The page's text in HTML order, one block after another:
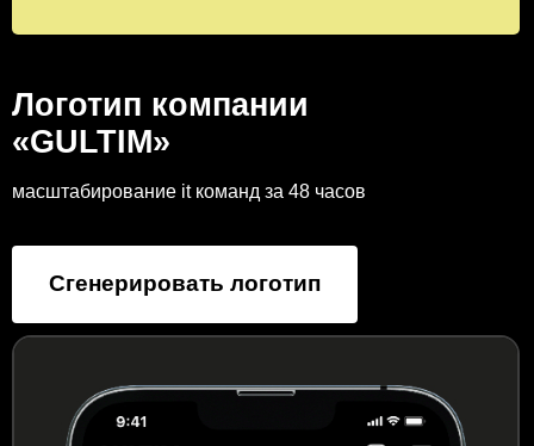
Логотип компании
«GULTIM»
масштабирование it команд за 48 часов
Сгенерировать логотип